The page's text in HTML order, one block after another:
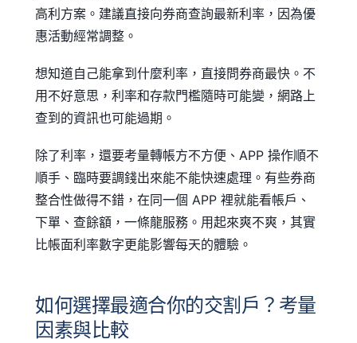
高利方案。建議直接向券商查詢最新利率，因為優
惠活動經常調整。
想知道自己能拿到什麼利率，直接問券商最快。不
用不好意思，利率和存款門檻隨時可能變，網路上
查到的資訊也可能過期。
除了利率，還要考量轉帳方不方便、APP 操作順不
順手、臨時要調錢出來能不能快速處理。有些券商
整合性做得不錯，在同一個 APP 裡就能看帳戶、
下單、查餘額，一條龍服務。用起來爽不爽，其實
比帳面利率數字更能影響每天的體驗。
如何選擇最適合你的交割戶？考量
因素與比較